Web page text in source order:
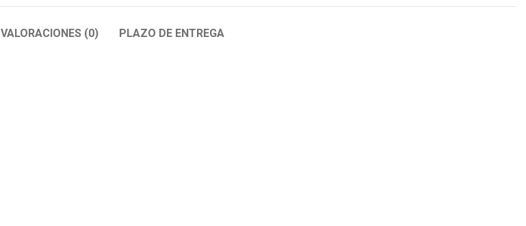
VALORACIONES (0) PLAZO DE ENTREGA